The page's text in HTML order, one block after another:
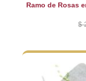
Ramo de Rosas
$